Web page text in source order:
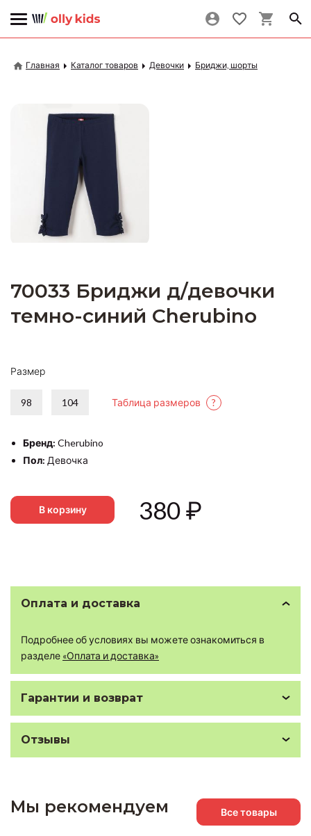
Главная Каталог товаров Девочки Бриджи, шорты
70033 Бриджи д/девочки
темно-синий Cherubino
Размер
98 104 Таблица размеров ?
Бренд: Cherubino
Пол: Девочка
В корзину 380₽
Оплата и доставка
Подробнее об условиях вы можете ознакомиться в
разделе «Оплата и доставка»
Гарантии и возврат
Отзывы
Мы рекомендуем Все товары